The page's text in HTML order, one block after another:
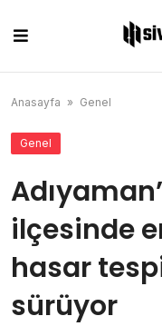
content
Anasayfa » Genel
Genel
ilçesinde
hasar
sürüyor